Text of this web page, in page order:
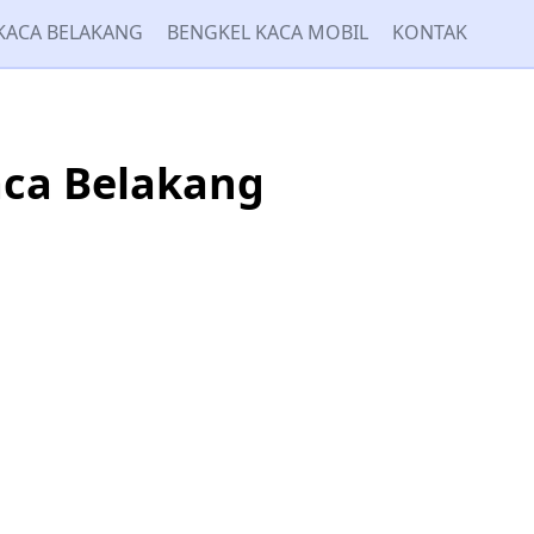
BELAKANG BENGKEL KACA MOBIL KONTAK
Belakang